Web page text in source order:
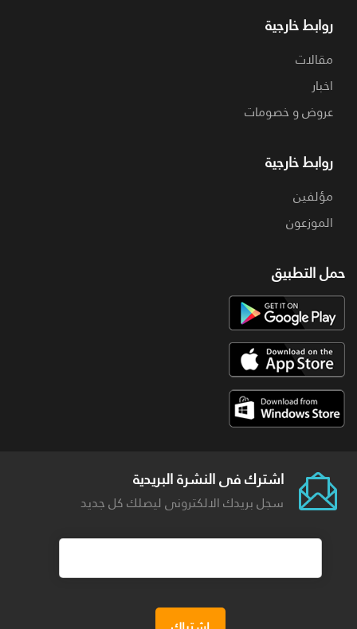
روابط خارجية
مقالات
اخبار
عروض و خصومات
روابط خارجية
مؤلفين
الموزعون
حمل التطبيق
اشترك فى النشرة البريدية
سجل بريدك الالكترونى ليصلك كل جديد